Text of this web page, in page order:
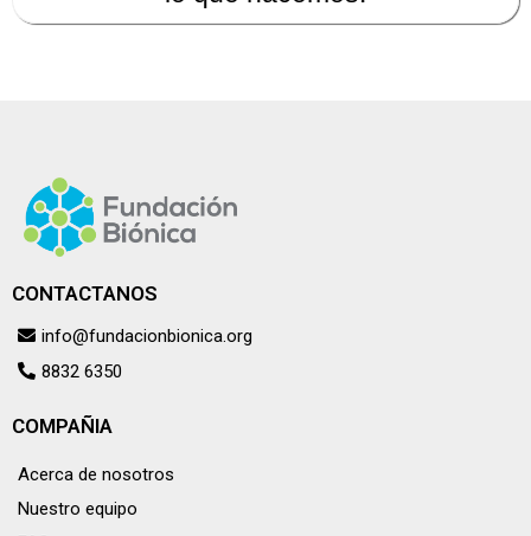
CONTACTANOS
info@fundacionbionica.org
8832 6350
COMPAÑIA
Acerca de nosotros
Nuestro equipo